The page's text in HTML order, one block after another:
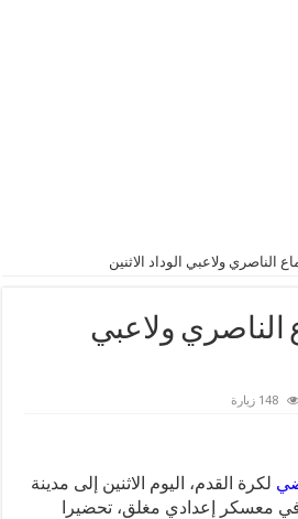
الناصري ولاعبي الوداد الاثنين
الناصري ولاعبي
148 زيارة
لكرة القدم، اليوم الاثنين إلى مدينة
معسكر إعدادي مغلق، تحضيرا